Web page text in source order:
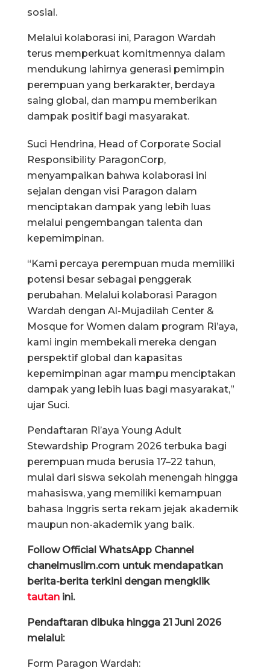
sosial.
Melalui kolaborasi ini, Paragon Wardah
terus memperkuat komitmennya dalam
mendukung lahirnya generasi pemimpin
perempuan yang berkarakter, berdaya
saing global, dan mampu memberikan
dampak positif bagi masyarakat.
Suci Hendrina, Head of Corporate Social
Responsibility ParagonCorp,
menyampaikan bahwa kolaborasi ini
sejalan dengan visi Paragon dalam
menciptakan dampak yang lebih luas
melalui pengembangan talenta dan
kepemimpinan.
“Kami percaya perempuan muda memiliki
potensi besar sebagai penggerak
perubahan. Melalui kolaborasi Paragon
Wardah dengan Al-Mujadilah Center &
Mosque for Women dalam program Ri’aya,
kami ingin membekali mereka dengan
perspektif global dan kapasitas
kepemimpinan agar mampu menciptakan
dampak yang lebih luas bagi masyarakat,”
ujar Suci.
Pendaftaran Ri’aya Young Adult
Stewardship Program 2026 terbuka bagi
perempuan muda berusia 17–22 tahun,
mulai dari siswa sekolah menengah hingga
mahasiswa, yang memiliki kemampuan
bahasa Inggris serta rekam jejak akademik
maupun non-akademik yang baik.
Follow Official WhatsApp Channel
chanelmuslim.com untuk mendapatkan
berita-berita terkini dengan mengklik
tautan ini.
Pendaftaran dibuka hingga 21 Juni 2026
melalui:
Form Paragon Wardah: